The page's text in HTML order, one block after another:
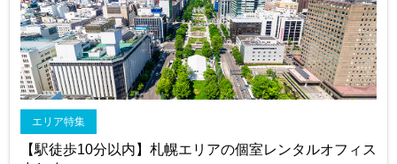
【駅徒歩10分以内】札幌エリアの個室レンタルオフィス
エリア特集